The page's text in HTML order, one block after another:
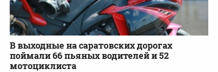
В выходные на саратовских дорогах
поймали 66 пьяных водителей и 52
мотоциклиста